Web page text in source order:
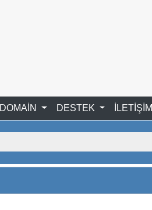
DOMAİN DESTEK İLETİŞİM